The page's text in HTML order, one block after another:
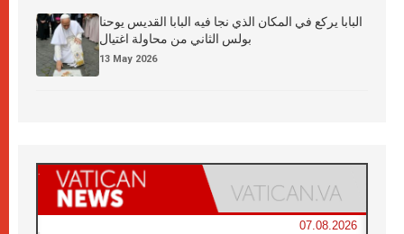
البابا يركع في المكان الذي نجا فيه البابا القديس يوحنا
بولس الثاني من محاولة اغتيال
13 May 2026
07.08.2026